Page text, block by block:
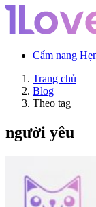
Cẩm nang
Trang chủ
Blog
Theo tag
người yêu